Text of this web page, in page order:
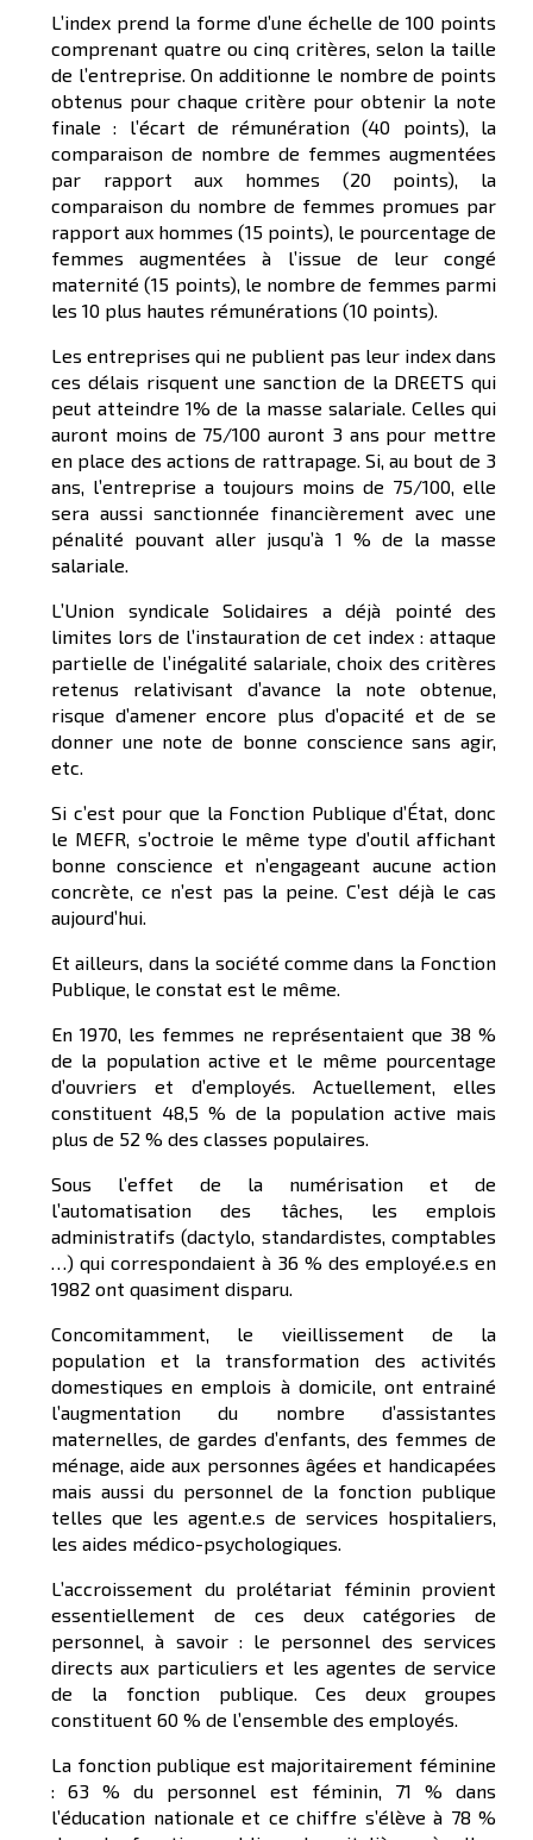
L’index prend la forme d’une échelle de 100 points
comprenant quatre ou cinq critères, selon la taille
de l’entreprise. On additionne le nombre de points
obtenus pour chaque critère pour obtenir la note
finale : l’écart de rémunération (40 points), la
comparaison de nombre de femmes augmentées
par rapport aux hommes (20 points), la
comparaison du nombre de femmes promues par
rapport aux hommes (15 points), le pourcentage de
femmes augmentées à l’issue de leur congé
maternité (15 points), le nombre de femmes parmi
les 10 plus hautes rémunérations (10 points).
Les entreprises qui ne publient pas leur index dans
ces délais risquent une sanction de la DREETS qui
peut atteindre 1% de la masse salariale. Celles qui
auront moins de 75/100 auront 3 ans pour mettre
en place des actions de rattrapage. Si, au bout de 3
ans, l’entreprise a toujours moins de 75/100, elle
sera aussi sanctionnée financièrement avec une
pénalité pouvant aller jusqu’à 1 % de la masse
salariale.
L’Union syndicale Solidaires a déjà pointé des
limites lors de l’instauration de cet index : attaque
partielle de l’inégalité salariale, choix des critères
retenus relativisant d’avance la note obtenue,
risque d’amener encore plus d’opacité et de se
donner une note de bonne conscience sans agir,
etc.
Si c’est pour que la Fonction Publique d’État, donc
le MEFR, s’octroie le même type d’outil affichant
bonne conscience et n’engageant aucune action
concrète, ce n’est pas la peine. C’est déjà le cas
aujourd’hui.
Et ailleurs, dans la société comme dans la Fonction
Publique, le constat est le même.
En 1970, les femmes ne représentaient que 38 %
de la population active et le même pourcentage
d’ouvriers et d’employés. Actuellement, elles
constituent 48,5 % de la population active mais
plus de 52 % des classes populaires.
Sous l’effet de la numérisation et de
l’automatisation des tâches, les emplois
administratifs (dactylo, standardistes, comptables
…) qui correspondaient à 36 % des employé.e.s en
1982 ont quasiment disparu.
Concomitamment, le vieillissement de la
population et la transformation des activités
domestiques en emplois à domicile, ont entrainé
l’augmentation du nombre d’assistantes
maternelles, de gardes d’enfants, des femmes de
ménage, aide aux personnes âgées et handicapées
mais aussi du personnel de la fonction publique
telles que les agent.e.s de services hospitaliers,
les aides médico-psychologiques.
L’accroissement du prolétariat féminin provient
essentiellement de ces deux catégories de
personnel, à savoir : le personnel des services
directs aux particuliers et les agentes de service
de la fonction publique. Ces deux groupes
constituent 60 % de l’ensemble des employés.
La fonction publique est majoritairement féminine
: 63 % du personnel est féminin, 71 % dans
l’éducation nationale et ce chiffre s’élève à 78 %